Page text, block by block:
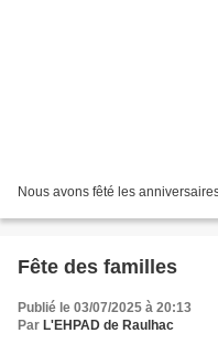
Nous avons fêté les
Fête des familles
Publié le 03/07/2025 à 20:13
Par L'EHPAD de Raulhac